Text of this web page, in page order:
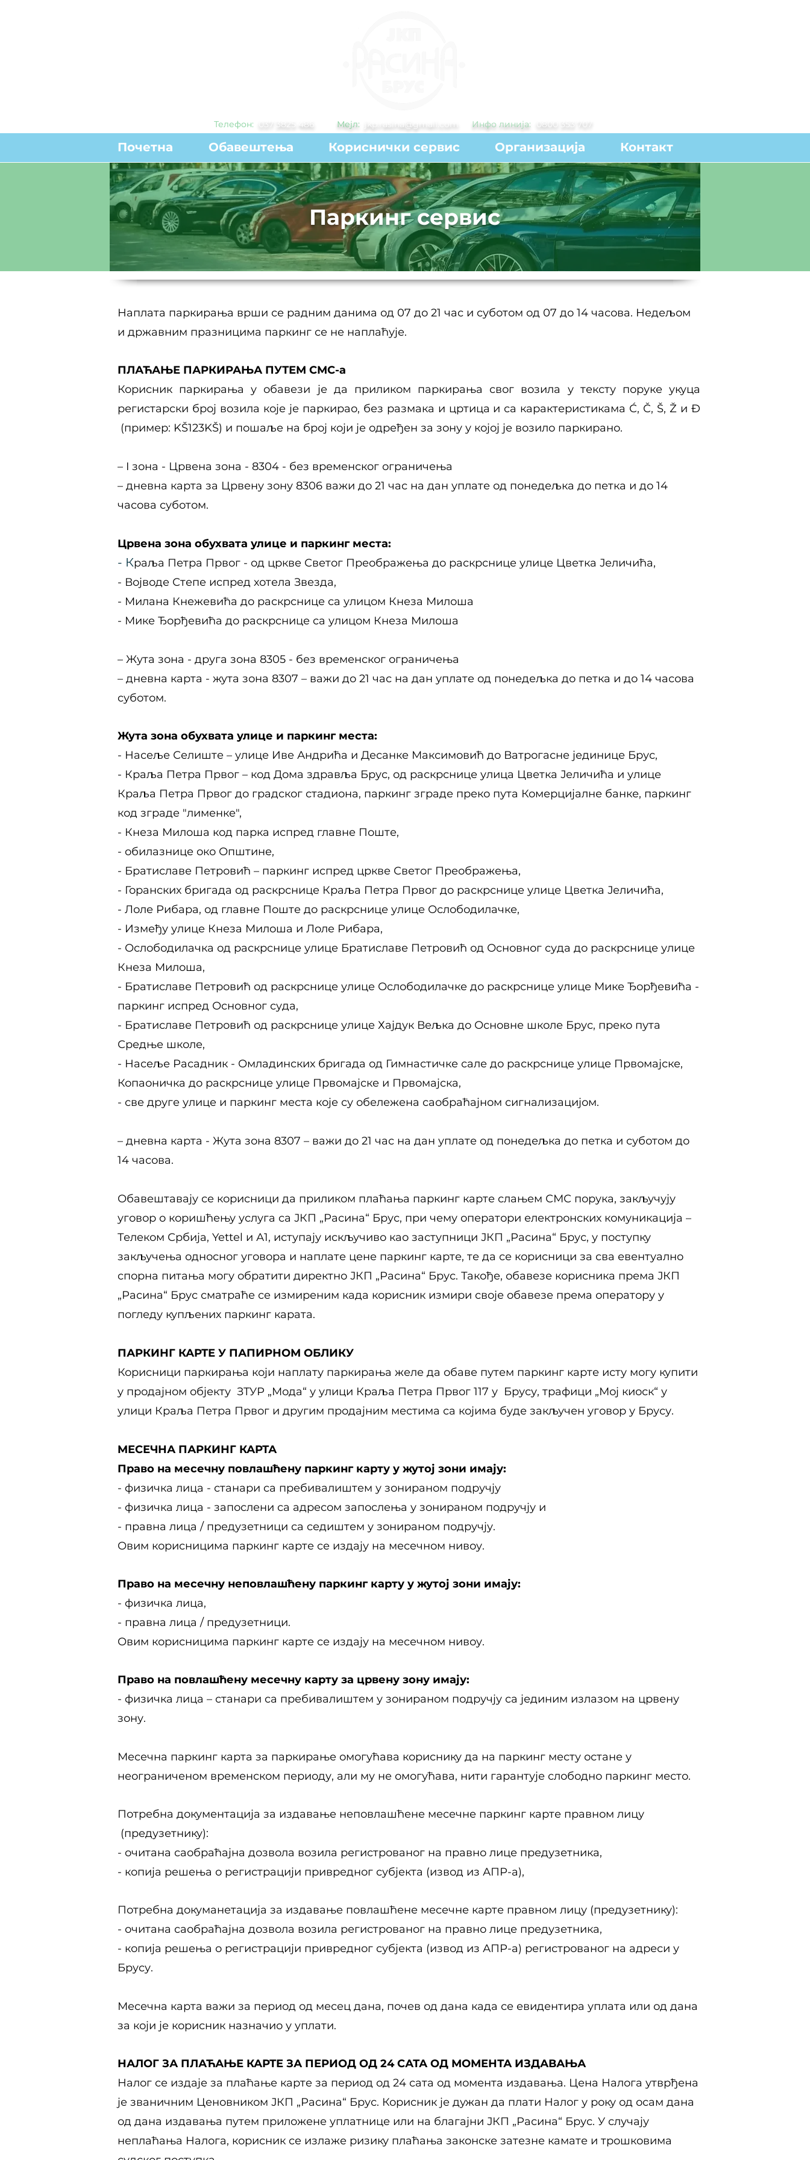
Телефон: 37 3825 486 Мејл: jkp.rasina@gmail.com Инфо линија: 0800 353 707
Почетна Обавештења Кориснички сервис Организација Контакт
Паркинг сервис
Наплата паркирања врши се радним данима од 07 до 21 час и суботом од 07 до 14 часова. Недељом
и државним празницима паркинг се не наплаћује.
ПЛАЋАЊЕ ПАРКИРАЊА ПУТЕМ СМС-а
Корисник паркирања у обавези је да приликом паркирања свог возила у тексту поруке укуца
регистарски број возила које је паркирао, без размака и цртица и са карактеристикама Ć, Č, Š, Ž и Đ
(пример: KŠ123KŠ) и пошаље на број који је одређен за зону у којој је возило паркирано.
– I зона - Црвена зона - 8304 - без временског ограничења
– дневна карта за Црвену зону 8306 важи до 21 час на дан уплате од понедељка до петка и до 14
часова суботом.
Црвена зона обухвата улице и паркинг места:
- Краља Петра Првог - од цркве Светог Преображења до раскрснице улице Цветка Јеличића,
- Војводе Степе испред хотела Звезда,
- Милана Кнежевића до раскрснице са улицом Кнеза Милоша
- Мике Ђорђевића до раскрснице са улицом Кнеза Милоша
– Жута зона - друга зона 8305 - без временског ограничења
– дневна карта - жута зона 8307 – важи до 21 час на дан уплате од понедељка до петка и до 14 часова
суботом.
Жута зона обухвата улице и паркинг места:
- Насеље Селиште – улице Иве Андрића и Десанке Максимовић до Ватрогасне јединице Брус,
- Краља Петра Првог – код Дома здравља Брус, од раскрснице улица Цветка Јеличића и улице
Краља Петра Првог до градског стадиона, паркинг зграде преко пута Комерцијалне банке, паркинг
код зграде "лименке",
- Кнеза Милоша код парка испред главне Поште,
- обилазнице око Општине,
- Братиславе Петровић – паркинг испред цркве Светог Преображења,
- Горанских бригада од раскрснице Краља Петра Првог до раскрснице улице Цветка Јеличића,
- Лоле Рибара, од главне Поште до раскрснице улице Ослободилачке,
- Између улице Кнеза Милоша и Лоле Рибара,
- Ослободилачка од раскрснице улице Братиславе Петровић од Основног суда до раскрснице улице
Кнеза Милоша,
- Братиславе Петровић од раскрснице улице Ослободилачке до раскрснице улице Мике Ђорђевића -
паркинг испред Основног суда,
- Братиславе Петровић од раскрснице улице Хајдук Вељка до Основне школе Брус, преко пута
Средње школе,
- Насеље Расадник - Омладинских бригада од Гимнастичке сале до раскрснице улице Првомајске,
Копаоничка до раскрснице улице Првомајске и Првомајска,
- све друге улице и паркинг места које су обележена саобраћајном сигнализацијом.
– дневна карта - Жута зона 8307 – важи до 21 час на дан уплате од понедељка до петка и суботом до
14 часова.
Обавештавају се корисници да приликом плаћања паркинг карте слањем СМС порука, закључују
уговор о коришћењу услуга са ЈКП „Расина“ Брус, при чему оператори електронских комуникација –
Телеком Србија, Yettel и А1, иступају искључиво као заступници ЈКП „Расина“ Брус, у поступку
закључења односног уговора и наплате цене паркинг карте, те да се корисници за сва евентуално
спорна питања могу обратити директно ЈКП „Расина“ Брус. Такође, обавезе корисника према ЈКП
„Расина“ Брус сматраће се измиреним када корисник измири своје обавезе према оператору у
погледу купљених паркинг карата.
ПАРКИНГ КАРТЕ У ПАПИРНОМ ОБЛИКУ
Корисници паркирања који наплату паркирања желе да обаве путем паркинг карте исту могу купити
у продајном објекту ЗТУР „Мода“ у улици Краља Петра Првог 117 у Брусу, трафици „Мој киоск“ у
улици Краља Петра Првог и другим продајним местима са којима буде закључен уговор у Брусу.
MЕСЕЧНА ПАРКИНГ КАРТА
Право на месечну повлашћену паркинг карту у жутој зони имају:
- физичка лица - станари са пребивалиштем у зонираном подручју
- физичка лица - запослени са адресом запослења у зонираном подручју и
- правна лица / предузетници са седиштем у зонираном подручју.
Овим корисницима паркинг карте се издају на месечном нивоу.
Право на месечну неповлашћену паркинг карту у жутој зони имају:
- физичка лица,
- правна лица / предузетници.
Овим корисницима паркинг карте се издају на месечном нивоу.
Право на повлашћену месечну карту за црвену зону имају:
- физичка лица – станари са пребивалиштем у зонираном подручју са јединим излазом на црвену
зону.
Месечна паркинг карта за паркирање омогућава кориснику да на паркинг месту остане у
неограниченом временском периоду, али му не омогућава, нити гарантује слободно паркинг место.
Потребна документација за издавање неповлашћене месечне паркинг карте правном лицу
(предузетнику):
- очитана саобраћајна дозвола возила регистрованог на правно лице предузетника,
- копија решења о регистрацији привредног субјекта (извод из АПР-а),
Потребна докуманетација за издавање повлашћене месечне карте правном лицу (предузетнику):
- очитана саобраћајна дозвола возила регистрованог на правно лице предузетника,
- копија решења о регистрацији привредног субјекта (извод из АПР-а) регистрованог на адреси у
Брусу.
Месечна карта важи за период од месец дана, почев од дана када се евидентира уплата или од дана
за који је корисник назначио у уплати.
НАЛОГ ЗА ПЛАЋАЊЕ КАРТЕ ЗА ПЕРИОД ОД 24 САТА ОД МОМЕНТА ИЗДАВАЊА
Налог се издаје за плаћање карте за период од 24 сата од момента издавања. Цена Налога утврђена
је званичним Ценовником ЈКП „Расина“ Брус. Корисник је дужан да плати Налог у року од осам дана
од дана издавања путем приложене уплатнице или на благајни ЈКП „Расина“ Брус. У случају
неплаћања Налога, корисник се излаже ризику плаћања законске затезне камате и трошковима